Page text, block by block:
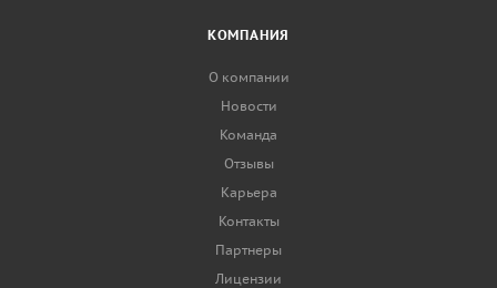
КОМПАНИЯ
О компании
Новости
Команда
Отзывы
Карьера
Контакты
Партнеры
Лицензии